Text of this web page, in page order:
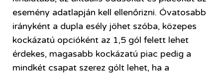
esemény adatlapján kell ellenőrizni. Óvatosabb
irányként a dupla esély jöhet szóba, közepes
kockázatú opcióként az 1,5 gól felett lehet
érdekes, magasabb kockázatú piac pedig a
mindkét csapat szerez gólt lehet, ha a